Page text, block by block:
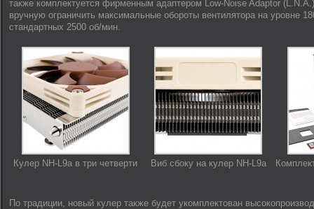
также комплектуется фирменным адаптером Low-Noise Adaptor
вручную ограничить максимальные обороты вентилятора на уровне
стандартных 2500 об/мин.
Кулер NH-L9a в три четверти Виб сбоку на кулер NH-L9a
По традиции, новый кулер также будет укомплектован